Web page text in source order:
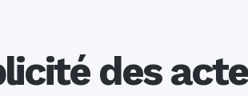
des